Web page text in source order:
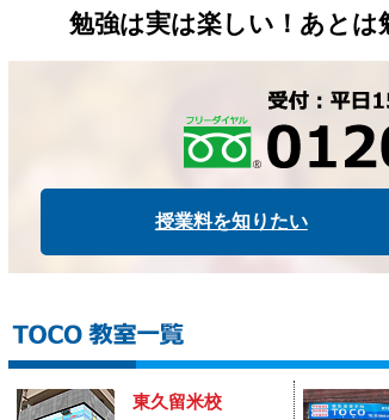
勉強は実は楽しい！あとは
授業料を知りたい
東久留米校